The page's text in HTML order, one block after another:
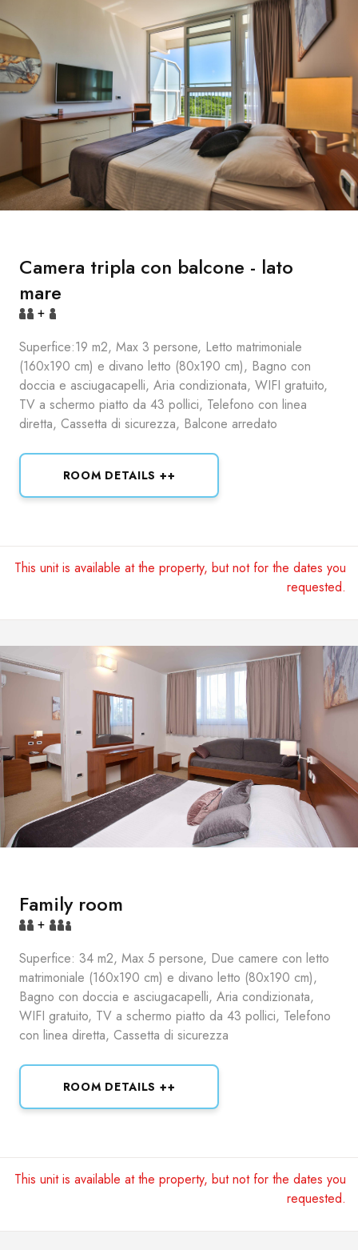
Camera tripla con balcone - lato
mare
+
Superfice:19 m2, Max 3 persone, Letto matrimoniale
(160x190 cm) e divano letto (80x190 cm), Bagno con
doccia e asciugacapelli, Aria condizionata, WIFI gratuito,
TV a schermo piatto da 43 pollici, Telefono con linea
diretta, Cassetta di sicurezza, Balcone arredato
ROOM DETAILS ++
This unit is available at the property, but not for the dates you
requested.
Family room
+
Superfice: 34 m2, Max 5 persone, Due camere con letto
matrimoniale (160x190 cm) e divano letto (80x190 cm),
Bagno con doccia e asciugacapelli, Aria condizionata,
WIFI gratuito, TV a schermo piatto da 43 pollici, Telefono
con linea diretta, Cassetta di sicurezza
ROOM DETAILS ++
This unit is available at the property, but not for the dates you
requested.